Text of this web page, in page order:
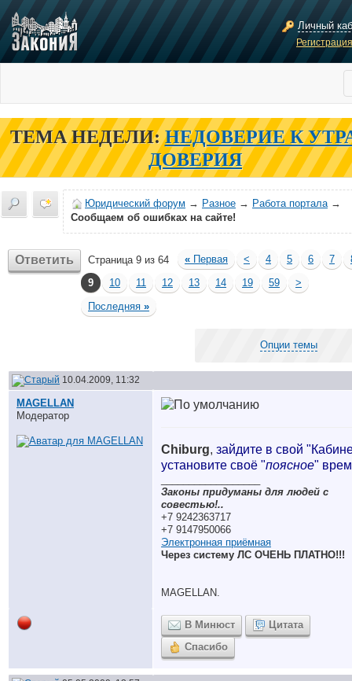
Личный
ТЕМА НЕДЕЛИ: НЕДОВЕРИЕ К
ДОВЕРИЯ
Юридический форум → Разное → Работа портала→
Сообщаем об ошибках на сайте!
Ответить Страница 9 из 64 « Первая < 4 5 6 7
9
10 11 12 13 14 19 59
>
Последняя »
Опции темы
10.04.2009, 11:32
MAGELLAN
Модератор
Chiburg, зайдите в свой
установите своё "поясное"
Законы придуманы для людей с
совестью!..
+7 9242363717
+7 9147950066
Электронная приёмная
Через систему ЛС ОЧЕНЬ ПЛАТНО!!!
MAGELLAN.
В Минюст
Цитата
Спасибо